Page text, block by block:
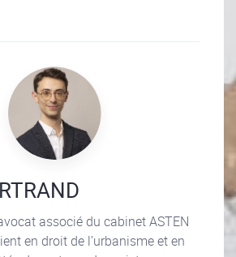
associé du cabinet ASTEN
en droit de l’urbanisme et en